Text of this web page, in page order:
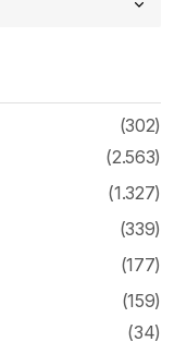
(302)
(2.563)
(1.327)
(339)
(177)
(159)
(34)